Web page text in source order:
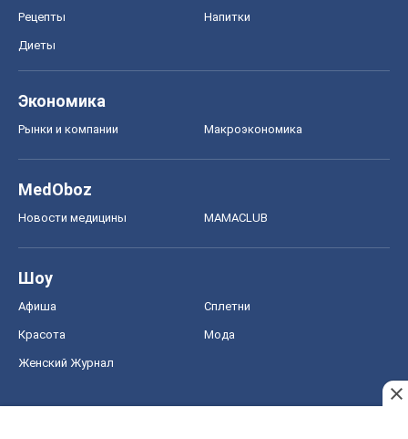
Рецепты Напитки
Диеты
Экономика
Рынки и компании Mакроэкономика
MedOboz
Новости медицины MAMACLUB
Шоу
Афиша Сплетни
Красота Мода
Женский Журнал